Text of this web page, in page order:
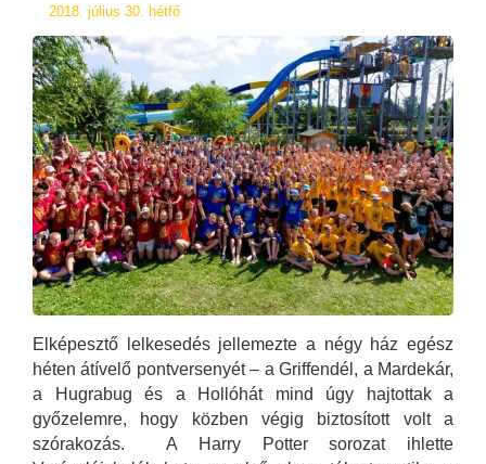
2018. július 30. hétfő
Elképesztő lelkesedés jellemezte a négy ház egész
héten átívelő pontversenyét – a Griffendél, a Mardekár,
a Hugrabug és a Hollóhát mind úgy hajtottak a
győzelemre, hogy közben végig biztosított volt a
szórakozás. A Harry Potter sorozat ihlette